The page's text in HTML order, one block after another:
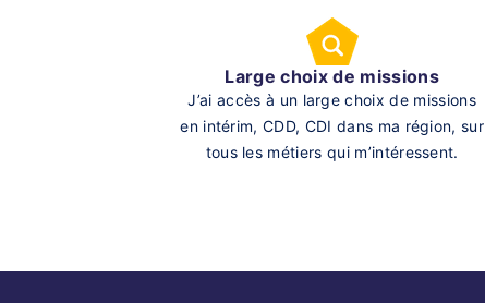
Large choix de missions
J’ai accès à un large choix de missions
en intérim, CDD, CDI dans ma région, sur
tous les métiers qui m’intéressent.